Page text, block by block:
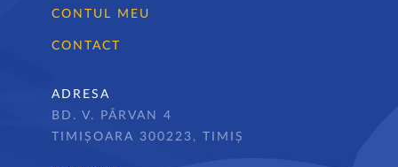
CONTUL MEU
CONTACT
ADRESA
BD. V. PÂRVAN 4
TIMIȘOARA 300223, TIMIȘ